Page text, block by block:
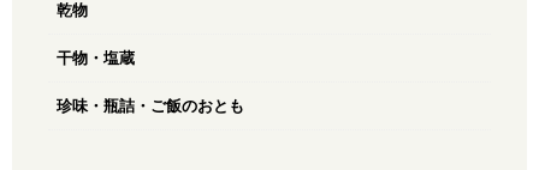
乾物
干物・塩蔵
珍味・瓶詰・ご飯のおとも